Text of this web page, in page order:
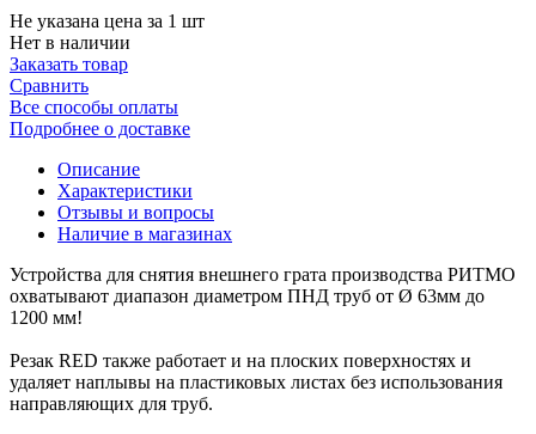
Не указана цена за 1 шт
Нет в наличии
Заказать товар
Сравнить
Все способы оплаты
Подробнее о доставке
Описание
Характеристики
Отзывы и вопросы
Наличие в магазинах
Устройства для снятия внешнего грата производства РИТМО
охватывают диапазон диаметром ПНД труб от Ø 63мм до
1200 мм!
Резак RED также работает и на плоских поверхностях и
удаляет наплывы на пластиковых листах без использования
направляющих для труб.